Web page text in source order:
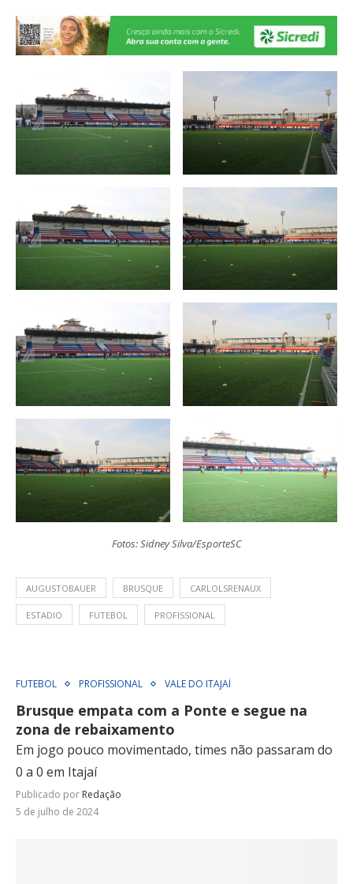
Fotos: Sidney Silva/EsporteSC
AUGUSTOBAUER BRUSQUE CARLOLSRENAUX
ESTADIO FUTEBOL PROFISSIONAL
FUTEBOL PROFISSIONAL VALE DO ITAJAÍ
Brusque empata com a Ponte e segue na
zona de rebaixamento
Em jogo pouco movimentado, times não passaram do
0 a 0 em Itajaí
Publicado por Redação
5 de julho de 2024